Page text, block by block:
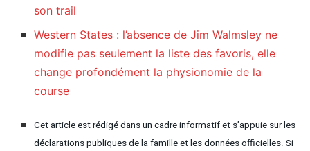
son trail
Western States : l’absence de Jim Walmsley ne
modifie pas seulement la liste des favoris, elle
change profondément la physionomie de la
course
Cet article est rédigé dans un cadre informatif et s’appuie sur les
déclarations publiques de la famille et les données officielles. Si